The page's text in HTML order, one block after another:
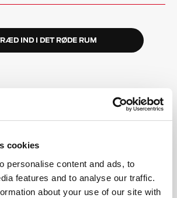
cookies
personalise content and ads, to
features and to analyse our traffic.
about your use of our site with
IND I DET RØDE RUM
FÆLLESSKAB
løbebånd og gulv (eller vælg
Træneren styrer hvert interval.